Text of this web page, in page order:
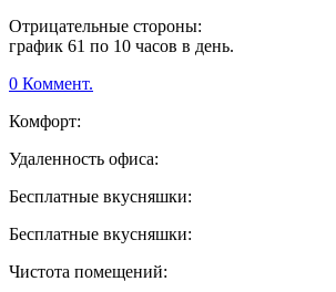
Отрицательные стороны:
график 61 по 10 часов в день.
0 Коммент.
Комфорт:
Удаленность офиса:
Бесплатные вкусняшки:
Бесплатные вкусняшки:
Чистота помещений: